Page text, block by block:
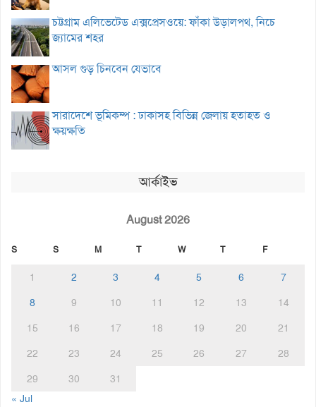
চট্টগ্রাম এলিভেটেড এক্সপ্রেসওয়ে: ফাঁকা উড়ালপথ, নিচে
জ্যামের শহর
আসল গুড় চিনবেন যেভাবে
সারাদেশে ভূমিকম্প : ঢাকাসহ বিভিন্ন জেলায় হতাহত ও
ক্ষয়ক্ষতি
আর্কাইভ
August 2026
S S M T W T F
1 2 3 4 5 6
7
8
9 10 11 12 13
14
15
16 17 18 19 20
21
22
23 24 25 26 27
28
29
30
31
« Jul